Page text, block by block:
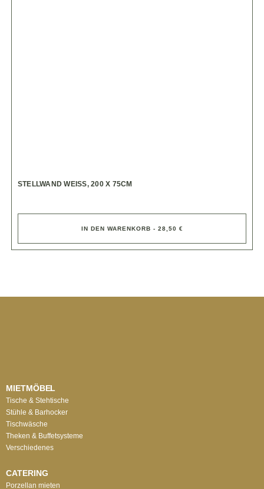
STELLWAND WEISS, 200 X 75CM
IN DEN WARENKORB - 28,50 €
MIETMÖBEL
Tische & Stehtische
Stühle & Barhocker
Tischwäsche
Theken & Buffetsysteme
Verschiedenes
CATERING
Porzellan mieten